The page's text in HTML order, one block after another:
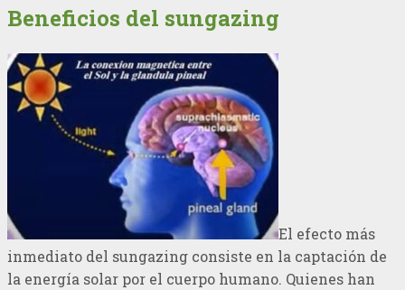
Beneficios del sungazing
El efecto más
inmediato del sungazing consiste en la captación de
la energía solar por el cuerpo humano. Quienes han